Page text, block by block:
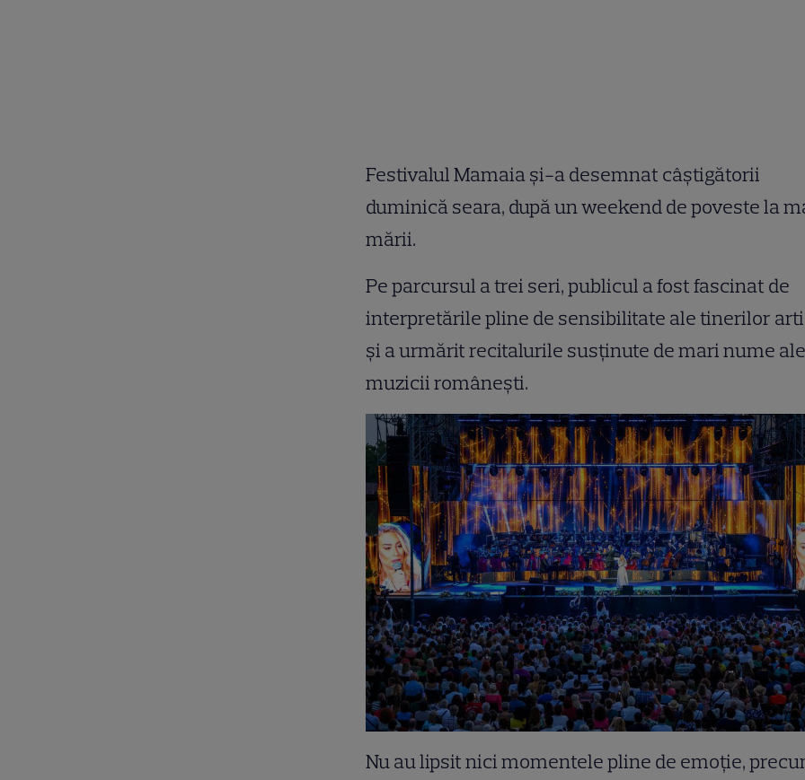
Festivalul Mamaia şi-a desemnat câştigătorii
duminică seara, după un weekend de poveste la
mării.
Pe parcursul a trei seri, publicul a fost fascinat de
interpretările pline de sensibilitate ale tinerilor
şi a urmărit recitalurile susţinute de mari nume ale
muzicii româneşti.
Nu au lipsit nici momentele pline de emoţie,